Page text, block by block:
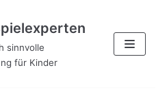
sinnvolle
für Kinder